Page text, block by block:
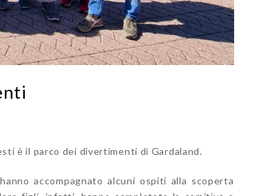
è il parco dei divertimenti di Gardaland.
accompagnato alcuni ospiti alla scoperta